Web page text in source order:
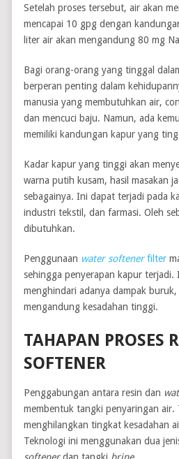
Setelah proses tersebut, air akan
mencapai 10 gpg dengan
liter air akan mengandung 80 mg
Bagi orang-orang yang tinggal
berperan penting dalam
manusia yang membutuhkan air,
dan mencuci baju. Namun, ada
memiliki kandungan kapur yang
Kadar kapur yang tinggi akan
warna putih kusam, hasil masakan
sebagainya. Ini dapat terjadi pada
industri tekstil, dan farmasi. Oleh
dibutuhkan.
Penggunaan water softenerfilter
sehingga penyerapan kapur
menghindari adanya dampak
mengandung kesadahan tinggi.
TAHAPAN PROSES
SOFTENER
Penggabungan antara resin dan
membentuk tangki penyaringan air.
menghilangkan tingkat kesadahan
Teknologi ini menggunakan dua